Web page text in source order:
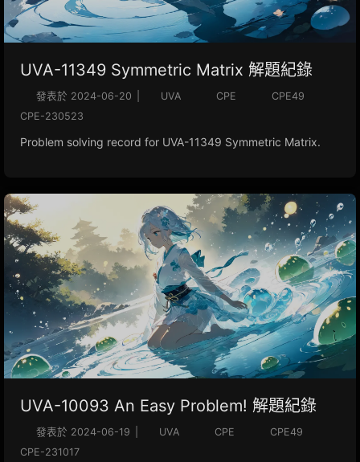
UVA-11349 Symmetric Matrix 解題紀錄
發表於 2024-06-20 UVA CPE
CPE49
CPE-230523
Problem solving record for UVA-11349 Symmetric Matrix.
UVA-10093 An Easy Problem! 解題紀錄
發表於 2024-06-19 UVA CPE
CPE49
CPE-231017